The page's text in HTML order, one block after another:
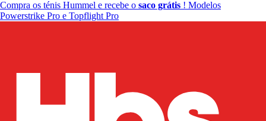
Compra os ténis Hummel e recebe o saco grátis ! Modelos
Powerstrike Pro e Topflight Pro